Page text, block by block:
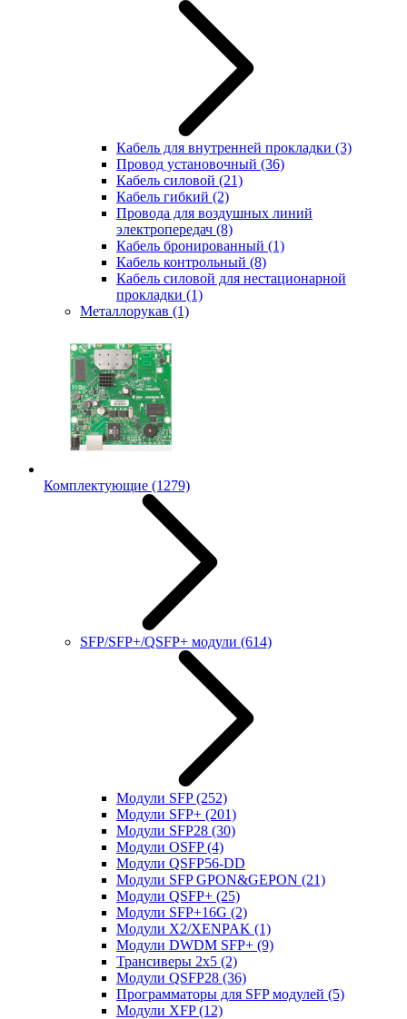
Кабель для внутренней прокладки (3)
Провод установочный (36)
Кабель силовой (21)
Кабель гибкий (2)
Провода для воздушных линий
электропередач (8)
Кабель бронированный (1)
Кабель контрольный (8)
Кабель силовой для нестационарной
прокладки (1)
Металлорукав (1)
Комплектующие (1279)
SFP/SFP+/QSFP+ модули (614)
Модули SFP(252)
Модули SFP+ (201)
Модули SFP28 (30)
Модули OSFP(4)
Модули QSFP56-DD
Модули SFP GPON&GEPON (21)
Модули QSFP+ (25)
Модули SFP+16G (2)
Модули X2/XENPAK (1)
Модули DWDM SFP+ (9)
Трансиверы 2x5 (2)
Модули QSFP28 (36)
Программаторы для SFP модулей (5)
Модули XFP(12)